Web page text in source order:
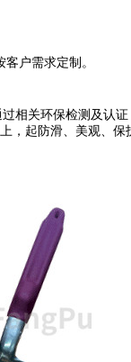
户需求定制。
相关环保检测及认证
，起防滑、美观、保